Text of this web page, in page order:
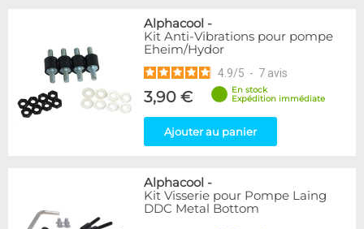
Alphacool -
Kit Anti-Vibrations pour pompe
Eheim/Hydor
4.9/5 - 7 avis
3,90 €
En stock
Expédition immédiate
Ajouter au panier
Alphacool -
Kit Visserie pour Pompe Laing
DDC Metal Bottom